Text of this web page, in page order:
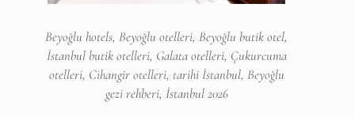
Beyoğlu hotels, Beyoğlu otelleri, Beyoğlu butik otel,
İstanbul butik otelleri, Galata otelleri, Çukurcuma
otelleri, Cihangir otelleri, tarihi İstanbul, Beyoğlu
gezi rehberi, İstanbul 2026